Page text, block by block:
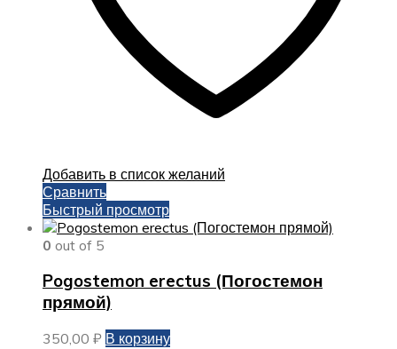
Добавить в список желаний
Сравнить
Быстрый просмотр
0 out of 5
Pogostemon erectus (Погостемон
прямой)
350,00 ₽ В корзину